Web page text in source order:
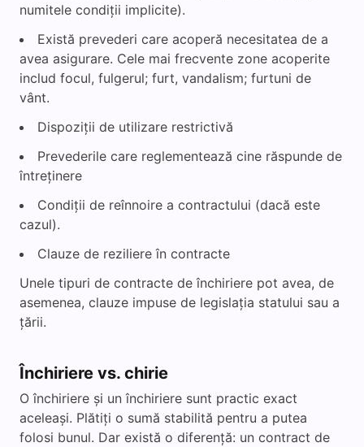
numitele condiții implicite).
Există prevederi care acoperă necesitatea de a
avea asigurare. Cele mai frecvente zone acoperite
includ focul, fulgerul; furt, vandalism; furtuni de
vânt.
Dispoziții de utilizare restrictivă
Prevederile care reglementează cine răspunde de
întreținere
Condiții de reînnoire a contractului (dacă este
cazul).
Clauze de reziliere în contracte
Unele tipuri de contracte de închiriere pot avea, de
asemenea, clauze impuse de legislația statului sau a
țării.
Închiriere vs. chirie
O închiriere și un închiriere sunt practic exact
aceleași. Plătiți o sumă stabilită pentru a putea
folosi bunul. Dar există o diferență: un contract de